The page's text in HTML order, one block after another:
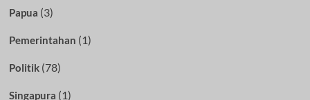
Papua (3)
Pemerintahan (1)
Politik(78)
Singapura (1)